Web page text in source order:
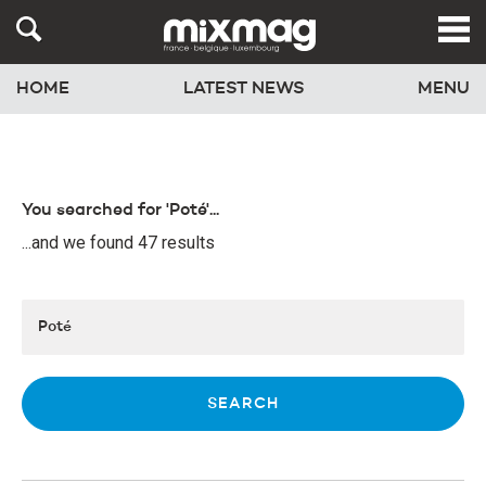
HOME LATEST NEWS MENU
You searched for 'Poté'...
...and we found 47 results